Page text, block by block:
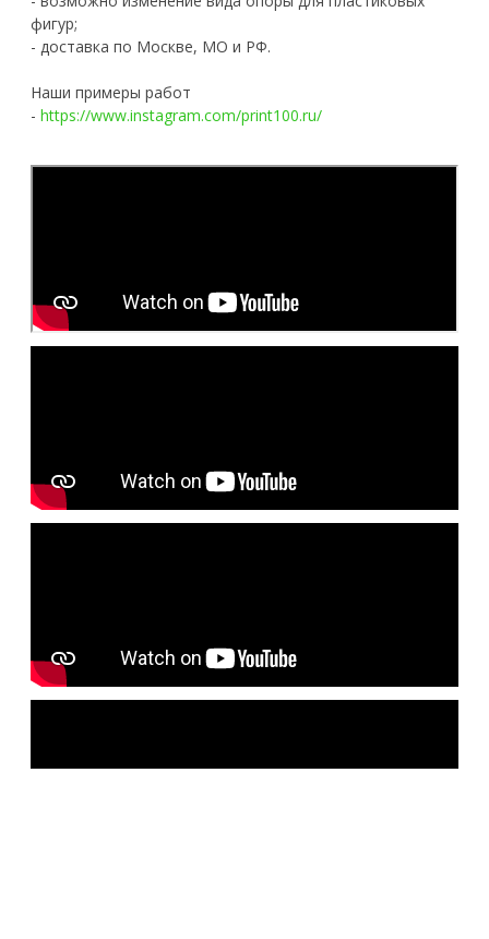
фигур;
- доставка по Москве, МО и РФ.
Наши примеры работ
- https://www.instagram.com/print100.ru/